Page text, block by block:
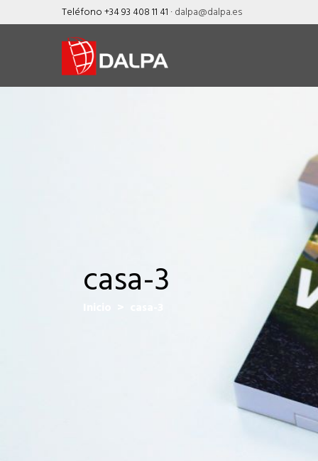
to
Teléfono +34 93 408 11 41 · dalpa@dalpa.es
casa-3